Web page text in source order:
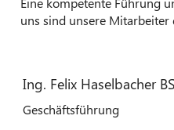
uns sind unsere Mitarbeiter
Ing. Felix Haselbacher
Geschäftsführung